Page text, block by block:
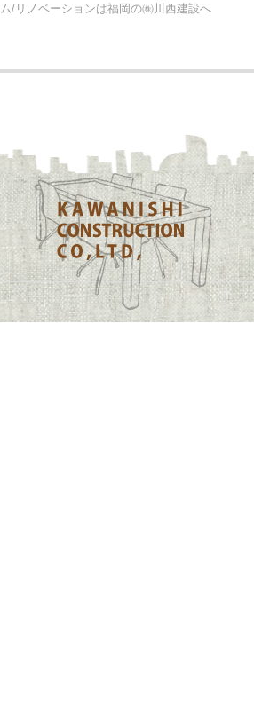
/リノベーションは福岡の㈱川西建設へ